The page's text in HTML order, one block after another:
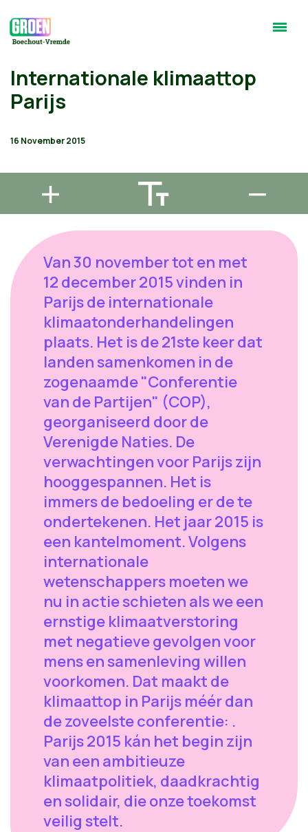
Internationale klimaattop
Parijs
16 November 2015
Van 30 november tot en met
12 december 2015 vinden in
Parijs de internationale
klimaatonderhandelingen
plaats. Het is de 21ste keer dat
landen samenkomen in de
zogenaamde "Conferentie
van de Partijen" (COP),
georganiseerd door de
Verenigde Naties. De
verwachtingen voor Parijs zijn
hooggespannen. Het is
immers de bedoeling er de te
ondertekenen. Het jaar 2015 is
een kantelmoment. Volgens
internationale
wetenschappers moeten we
nu in actie schieten als we een
ernstige klimaatverstoring
met negatieve gevolgen voor
mens en samenleving willen
voorkomen. Dat maakt de
klimaattop in Parijs méér dan
de zoveelste conferentie: .
Parijs 2015 kán het begin zijn
van een ambitieuze
klimaatpolitiek, daadkrachtig
en solidair, die onze toekomst
veilig stelt.